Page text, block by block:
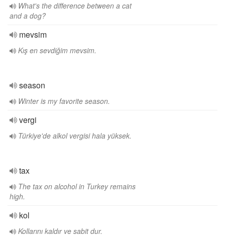
What's the difference between a cat
and a dog?
mevsim
Kış en sevdiğim mevsim.
season
Winter is my favorite season.
vergi
Türkiye'de alkol vergisi hala yüksek.
tax
The tax on alcohol in Turkey remains
high.
kol
Kollarını kaldır ve sabit dur.